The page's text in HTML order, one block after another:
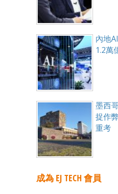
內地
1.2萬
墨西
捉作
重考
成為 EJ TECH 會員